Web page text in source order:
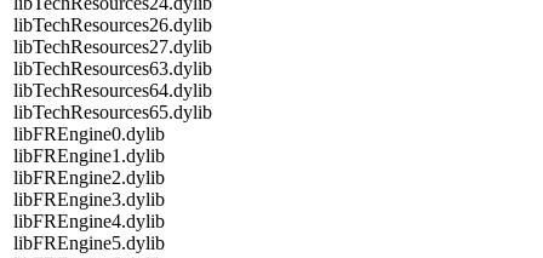
libTechResources26.dylib
libTechResources27.dylib
libTechResources63.dylib
libTechResources64.dylib
libTechResources65.dylib
libFREngine0.dylib
libFREngine1.dylib
libFREngine2.dylib
libFREngine3.dylib
libFREngine4.dylib
libFREngine5.dylib